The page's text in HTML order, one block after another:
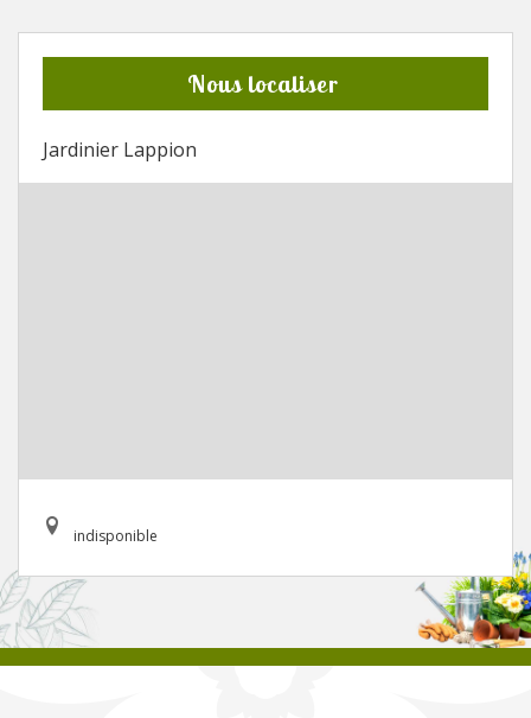
Nous localiser
Jardinier Lappion
indisponible